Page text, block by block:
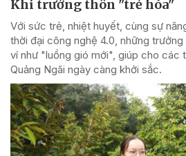
Khi trưởng thôn "trẻ hóa"
Với sức trẻ, nhiệt huyết, cùng sự
thời đại công nghệ 4.0, những
ví như "luồng gió mới", giúp cho các
Quảng Ngãi ngày càng khởi sắc.